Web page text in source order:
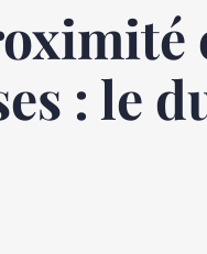
: le